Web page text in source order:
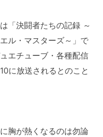
「決闘者たちの記録 ～
ル・マスターズ～」で
エチューブ・各種配信
に放送されるとのこと
胸が熱くなるのは勿論